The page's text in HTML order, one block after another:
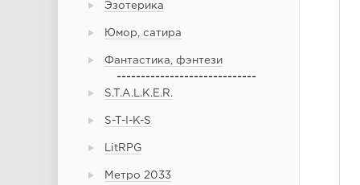
Эзотерика
Юмор, сатира
Фантастика, фэнтези
-----------------------------
S.T.A.L.K.E.R.
S-T-I-K-S
LitRPG
Метро 2033